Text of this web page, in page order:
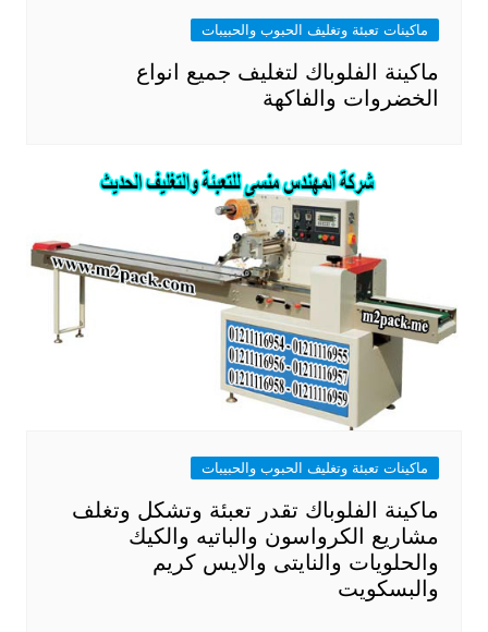
ماكينات تعبئة وتغليف الحبوب والحبيبات
ماكينة الفلوباك لتغليف جميع انواع
الخضروات والفاكهة
ماكينات تعبئة وتغليف الحبوب والحبيبات
ماكينة الفلوباك تقدر تعبئة وتشكل وتغلف
مشاريع الكرواسون والباتيه والكيك
والحلويات والنايتى والايس كريم
والبسكويت